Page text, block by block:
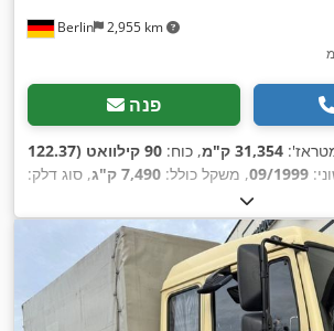
Berlin 2,955 km
פנה
31,354 ק"מ , כוח:
90 קילוואט (122.37
09/1999, משקל כולל: 7,490 ק"ג
, סוג דלק:
מכני, רוחב שטח הטעינה:
4,180 מ"מ , גובה תא המטען:1,800 מ"מ
, אורך
כולל:2,500 מ"מ , גובה כולל:3,200 מ"מ
, ציוד:חימום חניה, מערכת בלימה למניעת
נעילה (ABS) ,